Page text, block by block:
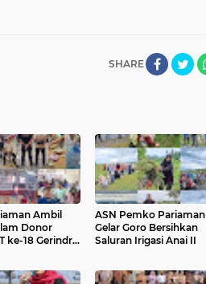
SHARE
Ambil
Donor
ke-18 Gerindra
ASN Pemko Pariaman
Gelar Goro Bersihkan
Saluran Irigasi Anai II